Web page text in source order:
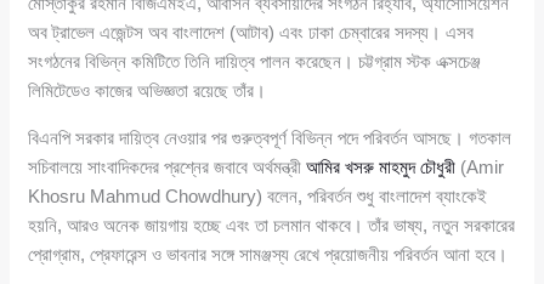
অব ট্রাভেল এজেন্টস অব বাংলাদেশ (আটাব) এবং ঢাকা চেম্বারের সদস্য। এসব
সংগঠনের বিভিন্ন কমিটিতে তিনি দায়িত্ব পালন করেছেন। চট্টগ্রাম স্টক এক্সচেঞ্জ
লিমিটেডেও কাজের অভিজ্ঞতা রয়েছে তাঁর।
বিএনপি সরকার দায়িত্ব নেওয়ার পর গুরুত্বপূর্ণ বিভিন্ন পদে পরিবর্তন আসছে। গতকাল
সচিবালয়ে সাংবাদিকদের প্রশ্নের জবাবে অর্থমন্ত্রীআমির খসরু মাহমুদ চৌধুরী (Amir
Khosru Mahmud Chowdhury) বলেন, পরিবর্তন শুধু বাংলাদেশ ব্যাংকেই
হয়নি, আরও অনেক জায়গায় হচ্ছে এবং তা চলমান থাকবে। তাঁর ভাষ্য, নতুন সরকারের
প্রোগ্রাম, প্রেফারেন্স ও ভাবনার সঙ্গে সামঞ্জস্য রেখে প্রয়োজনীয় পরিবর্তন আনা হবে।